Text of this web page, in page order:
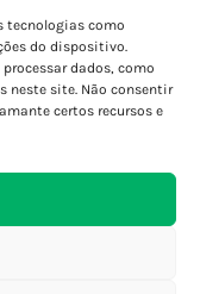
tecnologias como
do dispositivo.
dados, como
neste site. Não consentir
certos recursos e